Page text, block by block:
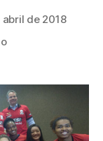
abril de 2018
em
apresenta
técnico
Anderson
e